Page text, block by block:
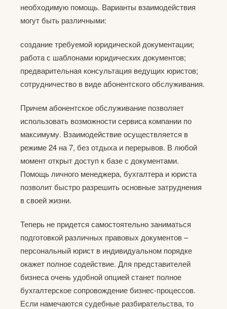
необходимую помощь. Варианты взаимодействия
могут быть различными:
создание требуемой юридической документации;
работа с шаблонами юридических документов;
предварительная консультация ведущих юристов;
сотрудничество в виде абонентского обслуживания.
Причем абонентское обслуживание позволяет
использовать возможности сервиса компании по
максимуму. Взаимодействие осуществляется в
режиме 24 на 7, без отдыха и перерывов. В любой
момент открыт доступ к базе с документами.
Помощь личного менеджера, бухгалтера и юриста
позволит быстро разрешить основные затруднения
в своей жизни.
Теперь не придется самостоятельно заниматься
подготовкой различных правовых документов –
персональный юрист в индивидуальном порядке
окажет полное содействие. Для представителей
бизнеса очень удобной опцией станет полное
бухгалтерское сопровождение бизнес-процессов.
Если намечаются судебные разбирательства, то